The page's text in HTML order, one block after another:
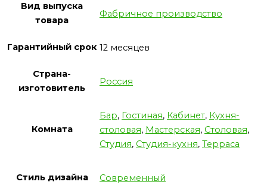
Вид выпуска
товара
Фабричное производство
Гарантийный срок 12 месяцев
Страна-
изготовитель
Россия
Комната
Бар, Гостиная, Кабинет, Кухня-
столовая, Мастерская, Столовая,
Студия, Студия-кухня, Терраса
Стиль дизайна Современный